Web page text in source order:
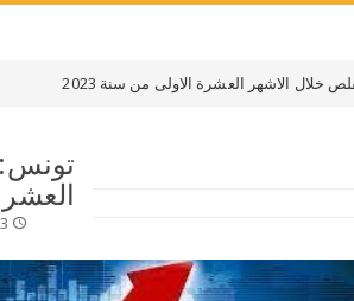
حدد
خلال الاشهر العشرة الاولى من سنة 2023